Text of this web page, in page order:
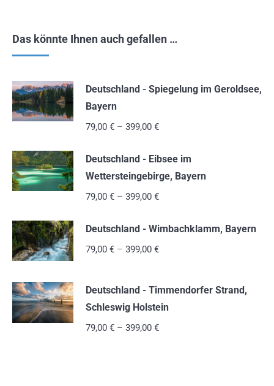
Das könnte Ihnen auch gefallen …
Deutschland - Spiegelung im Geroldsee,
Bayern
79,00 € – 399,00 €
Deutschland - Eibsee im
Wettersteingebirge, Bayern
79,00 € – 399,00 €
Deutschland - Wimbachklamm, Bayern
79,00 € – 399,00 €
Deutschland - Timmendorfer Strand,
Schleswig Holstein
79,00 € – 399,00 €